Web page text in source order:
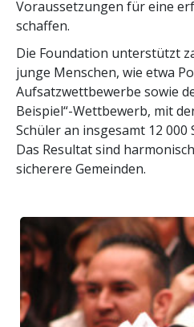
Voraussetzungen für eine
schaffen.
Die Foundation unterstützt
junge Menschen, wie etwa
Aufsatzwettbewerbe sowie
Beispiel“-Wettbewerb, mit
Schüler an insgesamt 12
Das Resultat sind
sicherere Gemeinden.